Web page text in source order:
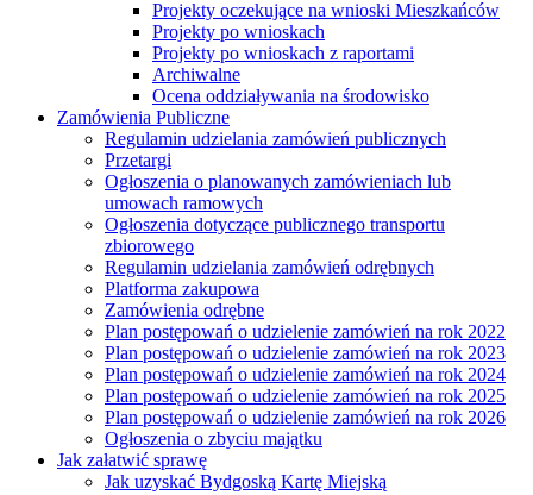
Projekty oczekujące na wnioski Mieszkańców
Projekty po wnioskach
Projekty po wnioskach z raportami
Archiwalne
Ocena oddziaływania na środowisko
Zamówienia Publiczne
Regulamin udzielania zamówień publicznych
Przetargi
Ogłoszenia o planowanych zamówieniach lub
umowach ramowych
Ogłoszenia dotyczące publicznego transportu
zbiorowego
Regulamin udzielania zamówień odrębnych
Platforma zakupowa
Zamówienia odrębne
Plan postępowań o udzielenie zamówień na rok 2022
Plan postępowań o udzielenie zamówień na rok 2023
Plan postępowań o udzielenie zamówień na rok 2024
Plan postępowań o udzielenie zamówień na rok 2025
Plan postępowań o udzielenie zamówień na rok 2026
Ogłoszenia o zbyciu majątku
Jak załatwić sprawę
Jak uzyskać Bydgoską Kartę Miejską